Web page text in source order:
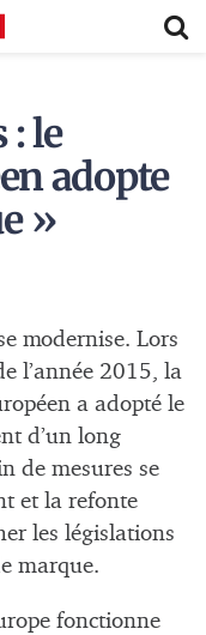
: le
adopte
»
modernise. Lors
l’année 2015, la
a adopté le
d’un long
de mesures se
et la refonte
les législations
marque.
fonctionne